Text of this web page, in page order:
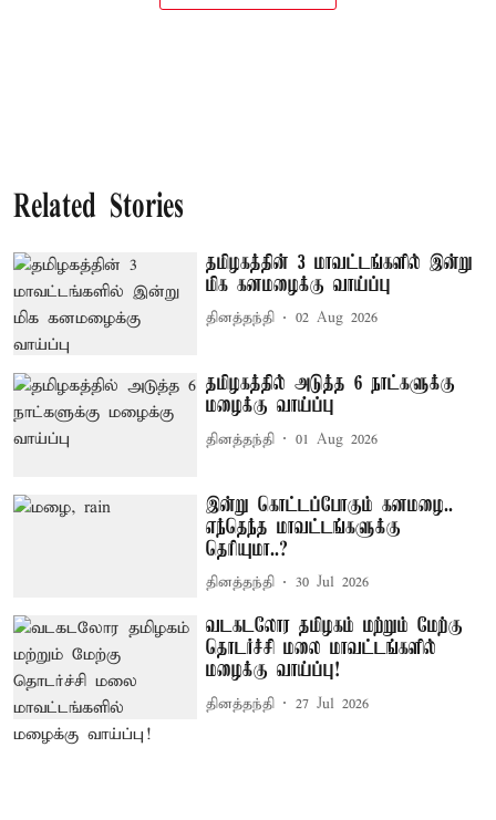
Related Stories
தமிழகத்தின் 3 மாவட்டங்களில் இன்று
மிக கனமழைக்கு வாய்ப்பு
தினத்தந்தி 02 Aug 2026
தமிழகத்தில் அடுத்த 6 நாட்களுக்கு
மழைக்கு வாய்ப்பு
தினத்தந்தி 01 Aug 2026
இன்று கொட்டப்போகும் கனமழை..
எந்தெந்த மாவட்டங்களுக்கு
தெரியுமா..?
தினத்தந்தி 30 Jul 2026
வடகடலோர தமிழகம் மற்றும் மேற்கு
தொடர்ச்சி மலை மாவட்டங்களில்
மழைக்கு வாய்ப்பு!
தினத்தந்தி 27 Jul 2026